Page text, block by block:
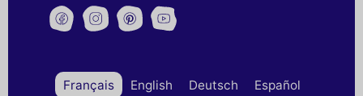
Français English Deutsch
Español